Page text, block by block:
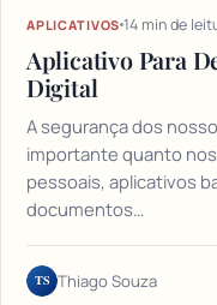
APLICATIVOS 14 min de
Aplicativo Para
Digital
A segurança dos
importante quanto
pessoais, aplicativos
documentos…
TS Thiago Souza